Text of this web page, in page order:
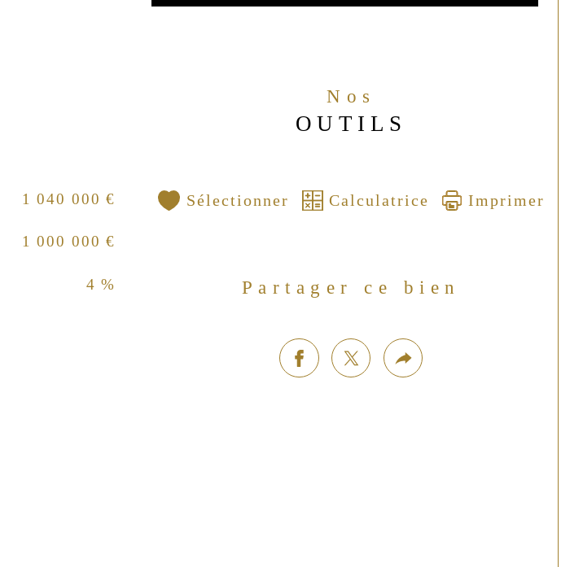
1 040 000 €
1 000 000 €
4 %
Nos
OUTILS
Sélectionner Calculatrice Imprimer
Partager ce bien